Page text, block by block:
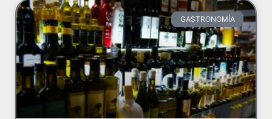
GASTRONOMÍA